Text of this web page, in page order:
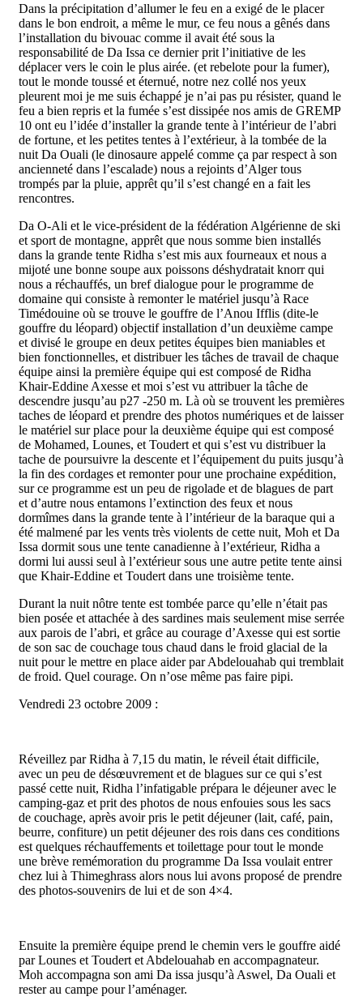
Dans la précipitation d’allumer le feu en a exigé de le placer
dans le bon endroit, a même le mur, ce feu nous a gênés dans
l’installation du bivouac comme il avait été sous la
responsabilité de Da Issa ce dernier prit l’initiative de les
déplacer vers le coin le plus airée. (et rebelote pour la fumer),
tout le monde toussé et éternué, notre nez collé nos yeux
pleurent moi je me suis échappé je n’ai pas pu résister, quand le
feu a bien repris et la fumée s’est dissipée nos amis de GREMP
10 ont eu l’idée d’installer la grande tente à l’intérieur de l’abri
de fortune, et les petites tentes à l’extérieur, à la tombée de la
nuit Da Ouali (le dinosaure appelé comme ça par respect à son
ancienneté dans l’escalade) nous a rejoints d’Alger tous
trompés par la pluie, apprêt qu’il s’est changé en a fait les
rencontres.
Da O-Ali et le vice-président de la fédération Algérienne de ski
et sport de montagne, apprêt que nous somme bien installés
dans la grande tente Ridha s’est mis aux fourneaux et nous a
mijoté une bonne soupe aux poissons déshydratait knorr qui
nous a réchauffés, un bref dialogue pour le programme de
domaine qui consiste à remonter le matériel jusqu’à Race
Timédouine où se trouve le gouffre de l’Anou Ifflis (dite-le
gouffre du léopard) objectif installation d’un deuxième campe
et divisé le groupe en deux petites équipes bien maniables et
bien fonctionnelles, et distribuer les tâches de travail de chaque
équipe ainsi la première équipe qui est composé de Ridha
Khair-Eddine Axesse et moi s’est vu attribuer la tâche de
descendre jusqu’au p27 -250 m. Là où se trouvent les premières
taches de léopard et prendre des photos numériques et de laisser
le matériel sur place pour la deuxième équipe qui est composé
de Mohamed, Lounes, et Toudert et qui s’est vu distribuer la
tache de poursuivre la descente et l’équipement du puits jusqu’à
la fin des cordages et remonter pour une prochaine expédition,
sur ce programme est un peu de rigolade et de blagues de part
et d’autre nous entamons l’extinction des feux et nous
dormîmes dans la grande tente à l’intérieur de la baraque qui a
été malmené par les vents très violents de cette nuit, Moh et Da
Issa dormit sous une tente canadienne à l’extérieur, Ridha a
dormi lui aussi seul à l’extérieur sous une autre petite tente ainsi
que Khair-Eddine et Toudert dans une troisième tente.
Durant la nuit nôtre tente est tombée parce qu’elle n’était pas
bien posée et attachée à des sardines mais seulement mise serrée
aux parois de l’abri, et grâce au courage d’Axesse qui est sortie
de son sac de couchage tous chaud dans le froid glacial de la
nuit pour le mettre en place aider par Abdelouahab qui tremblait
de froid. Quel courage. On n’ose même pas faire pipi.
Vendredi 23 octobre 2009 :
Réveillez par Ridha à 7,15 du matin, le réveil était difficile,
avec un peu de désœuvrement et de blagues sur ce qui s’est
passé cette nuit, Ridha l’infatigable prépara le déjeuner avec le
camping-gaz et prit des photos de nous enfouies sous les sacs
de couchage, après avoir pris le petit déjeuner (lait, café, pain,
beurre, confiture) un petit déjeuner des rois dans ces conditions
est quelques réchauffements et toilettage pour tout le monde
une brève remémoration du programme Da Issa voulait entrer
chez lui à Thimeghrass alors nous lui avons proposé de prendre
des photos-souvenirs de lui et de son 4×4.
Ensuite la première équipe prend le chemin vers le gouffre aidé
par Lounes et Toudert et Abdelouahab en accompagnateur.
Moh accompagna son ami Da issa jusqu’à Aswel, Da Ouali et
rester au campe pour l’aménager.